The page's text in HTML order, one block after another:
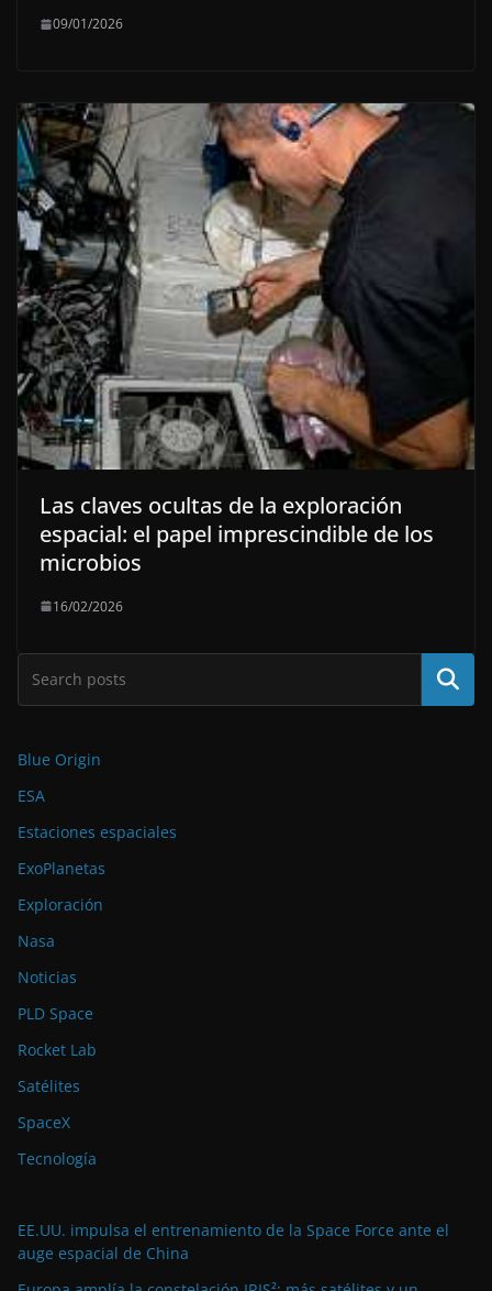
09/01/2026
Las claves ocultas de la exploración
espacial: el papel imprescindible de los
microbios
16/02/2026
Buscar
Blue Origin
ESA
Estaciones espaciales
ExoPlanetas
Exploración
Nasa
Noticias
PLD Space
Rocket Lab
Satélites
SpaceX
Tecnología
EE.UU. impulsa el entrenamiento de la Space Force ante el
auge espacial de China